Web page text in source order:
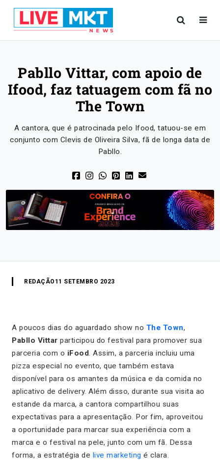
Pabllo Vittar, com apoio de
Ifood, faz tatuagem com fã no
The Town
A cantora, que é patrocinada pelo Ifood, tatuou-se em
conjunto com Clevis de Oliveira Silva, fã de longa data de
Pabllo.
REDAÇÃO 11 SETEMBRO 2023
A poucos dias do aguardado show no The Town,
Pabllo Vittar participou do festival para promover sua
parceria com o iFood. Assim, a parceria incluiu uma
pizza especial no evento, que também estava
disponível para os amantes da música e da comida no
aplicativo de delivery. Além disso, durante sua visita ao
estande da marca, a cantora compartilhou suas
expectativas para a apresentação. Por fim, aproveitou
a oportunidade para marcar sua experiência com a
marca e o festival na pele, junto com um fã. Dessa
forma, a estratégia de live marketing é clara.